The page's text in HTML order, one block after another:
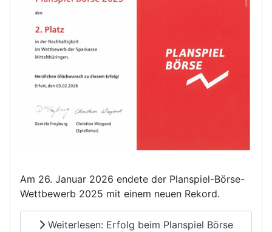
Am 26. Januar 2026 endete der Planspiel-Börse-
Wettbewerb 2025 mit einem neuen Rekord.
Weiterlesen: Erfolg beim Planspiel Börse